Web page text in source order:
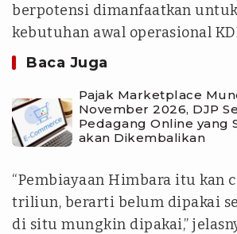
berpotensi dimanfaatkan
kebutuhan awal operasional
Baca Juga
Pajak Marketplace
November 2026, DJP
Pedagang Online yang
akan Dikembalikan
“Pembiayaan Himbara itu kan
triliun, berarti belum dipakai
di situ mungkin dipakai,”